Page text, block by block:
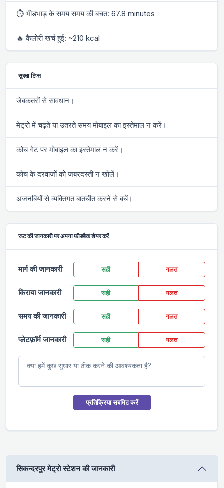
⏱ भीड़भाड़ के समय समय की बचत: 67.8 minutes
🔥 कैलोरी खर्च हुई: ~210 kcal
सुरक्षा टिप्स
जेबकतरों से सावधान।
मेट्रो में चढ़ते या उतरते समय मोबाइल का इस्तेमाल न करें।
कोच गेट पर मोबाइल का इस्तेमाल न करें।
कोच के दरवाजों को जबरदस्ती न खोलें।
अजनबियों से व्यक्तिगत बातचीत करने से बचें।
रूट की जानकारी पर अपना फ़ीडबैक शेयर करें
मार्ग की जानकारी सही गलत
किराया जानकारी सही गलत
समय की जानकारी सही गलत
प्लेटफ़ॉर्म जानकारी सही गलत
प्रतिक्रिया सबमिट करें
सिकन्दरपुर मेट्रो स्टेशन की जानकारी